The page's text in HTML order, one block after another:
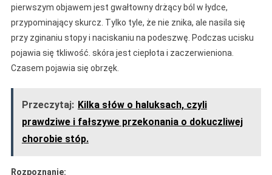
pierwszym objawem jest gwałtowny drżący ból w łydce,
przypominający skurcz. Tylko tyle, że nie znika, ale nasila się
przy zginaniu stopy i naciskaniu na podeszwę. Podczas ucisku
pojawia się tkliwość. skóra jest ciepłota i zaczerwieniona.
Czasem pojawia się obrzęk.
Przeczytaj: Kilka słów o haluksach, czyli
prawdziwe i fałszywe przekonania o dokuczliwej
chorobie stóp.
Rozpoznanie: